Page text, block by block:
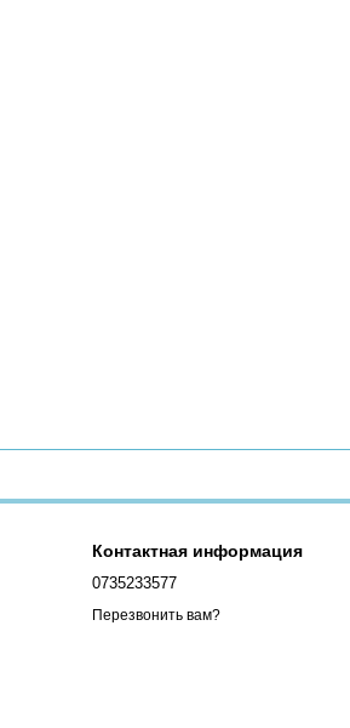
Контактная информация
0735233577
Перезвонить вам?